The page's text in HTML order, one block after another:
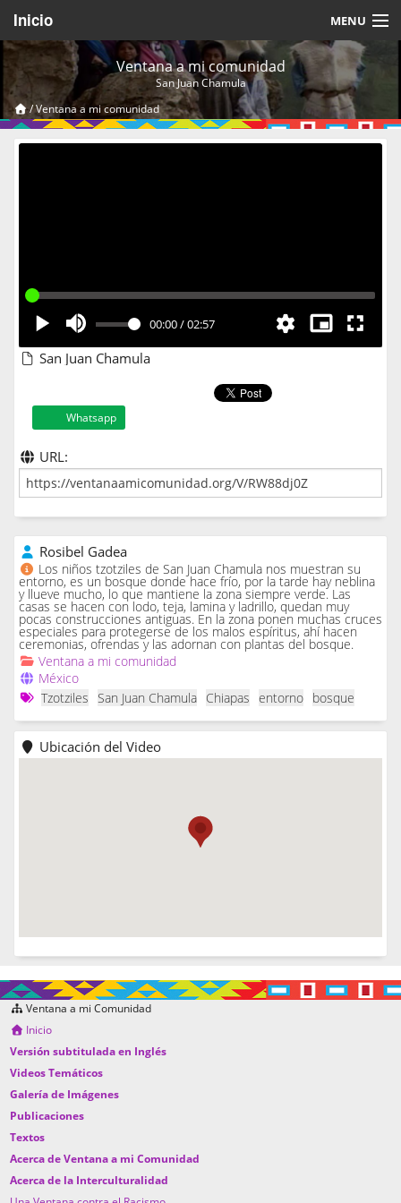
Inicio MENU
Acerca de
Videos Temáticos
Cerrar Sesión
Ventana a mi comunidad
San Juan Chamula
/Ventana a mi comunidad
00:00/02:57
San Juan Chamula
Whatsapp
URL:
Rosibel Gadea
Los niños tzotziles de San Juan Chamula nos muestran su
entorno, es un bosque donde hace frío, por la tarde hay neblina
y llueve mucho, lo que mantiene la zona siempre verde. Las
casas se hacen con lodo, teja, lamina y ladrillo, quedan muy
pocas construcciones antiguas. En la zona ponen muchas cruces
especiales para protegerse de los malos espíritus, ahí hacen
ceremonias, ofrendas y las adornan con plantas del bosque.
Ventana a mi comunidad
México
Tzotziles
San Juan Chamula Chiapas entorno bosque
Ubicación del Video
Ventana a mi Comunidad
Inicio
Versión subtitulada en Inglés
Videos Temáticos
Galería de Imágenes
Publicaciones
Textos
Acerca de Ventana a mi Comunidad
Acerca de la Interculturalidad